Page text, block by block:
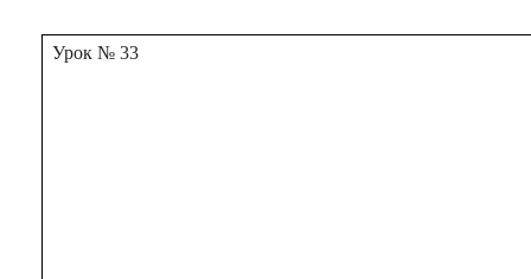
Урок № 33